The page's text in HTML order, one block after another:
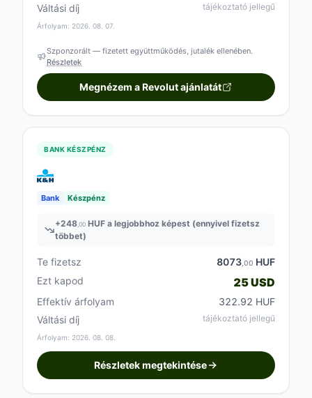
Váltási díj
tájékoztató jellegű
Árfolyam: 2026. 08. 07.
Szponzorált — fizetett együttműködés, jutalék ellenében.
Részletek
Megnézem a Revolut ajánlatát
BANK KÉSZPÉNZ
Bank Készpénz
+248 ,00 HUF a legjobbhoz képest (ennyivel fizetsz
többet)
Te fizetsz 8073 ,00 HUF
Ezt kapod
25 USD
Effektív árfolyam
322.92 HUF
Váltási díj
tájékoztató jellegű
Árfolyam: 2026. 08. 08.
Részletek megtekintése